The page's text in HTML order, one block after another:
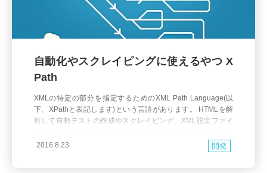
自動化やスクレイピングに使えるやつ X
Path
XMLの特定の部分を指定するためのXML Path Language(以
下、XPathと表記します)という言語があります。 HTMLを解
析して自動テストの作成やスクレイピング、XML設定ファイ
便利なやつです。 とりあえず書いてみる 何はともあれ、覚え
るためには書いてみます。 ブラウザが一番手軽なXPath
2016.8.23 開発